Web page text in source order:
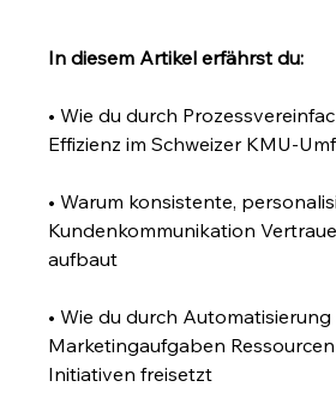
In diesem Artikel erfährst du:
• Wie du durch
Effizienz im Schweizer KMU-
• Warum konsistente,
Kundenkommunikation
aufbaut
• Wie du durch
Marketingaufgaben
Initiativen freisetzt